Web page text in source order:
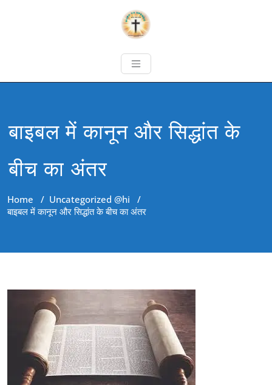
बाइबल में कानून और सिद्धांत के
बीच का अंतर
Home / Uncategorized @hi /
बाइबल में कानून और सिद्धांत के बीच का अंतर